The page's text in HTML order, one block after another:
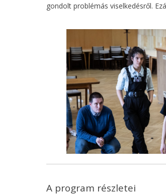
gondolt problémás viselkedésről.
A program részletei